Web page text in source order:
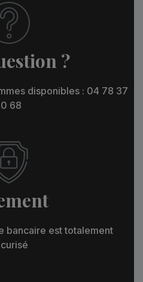
?
disponibles : 04 78 37
68
bancaire est totalement